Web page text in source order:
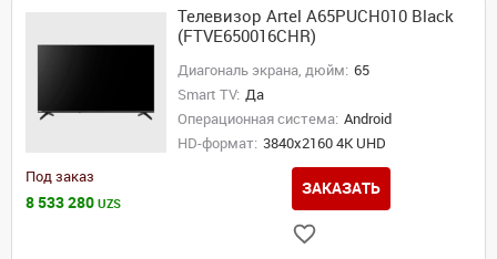
Телевизор Artel A65PUCH010 Black
(FTVE650016CHR)
Диагональ экрана, дюйм: 65
Smart TV: Да
Операционная система: Android
HD-формат: 3840x2160 4K UHD
Под заказ
8 533 280 UZS
ЗАКАЗАТЬ